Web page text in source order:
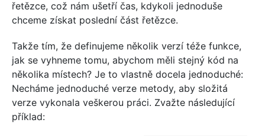
řetězce, což nám ušetří čas, kdykoli jednoduše
chceme získat poslední část řetězce.
Takže tím, že definujeme několik verzí téže funkce,
jak se vyhneme tomu, abychom měli stejný kód na
několika místech? Je to vlastně docela jednoduché:
Necháme jednoduché verze metody, aby složitá
verze vykonala veškerou práci. Zvažte následující
příklad: